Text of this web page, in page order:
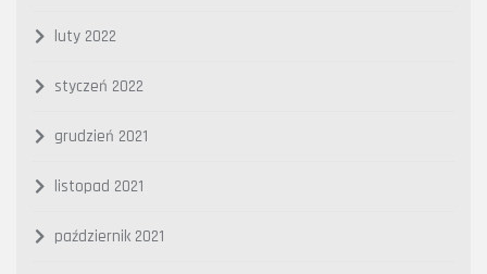
luty 2022
styczeń 2022
grudzień 2021
listopad 2021
październik 2021